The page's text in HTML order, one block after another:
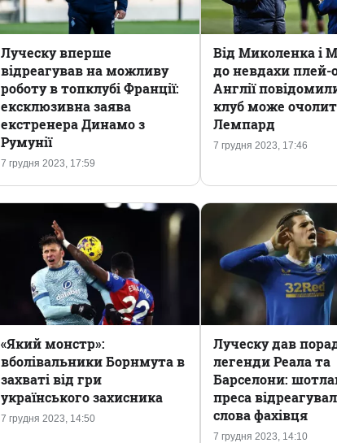
7 грудня 2023, 17:59
Луческу вперше
відреагував на можливу
роботу в топклубі Франції:
ексклюзивна заява
екстренера Динамо з
Румунії
7 грудня 2023, 17:46
Від Миколенка і
до невдахи плей-
Англії
клуб може
Лемпард
7 грудня 2023, 14:50
«Який монстр»:
вболівальники Борнмута в
захваті від гри
українського захисника
7 грудня 2023, 14:10
Луческу дав
легенди Реала та
Барселони:
преса
слова фахівця